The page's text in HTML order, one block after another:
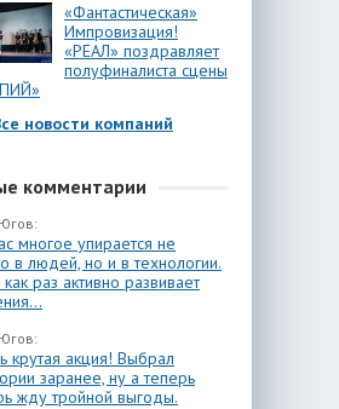
«Фантастическая»
Импровизация!
«РЕАЛ» поздравляет
полуфиналиста сцены
новости компаний
комментарии
многое упирается не
в людей, но и в технологии.
раз активно развивает
крутая акция! Выбрал
заранее, ну а теперь
жду тройной выгоды.